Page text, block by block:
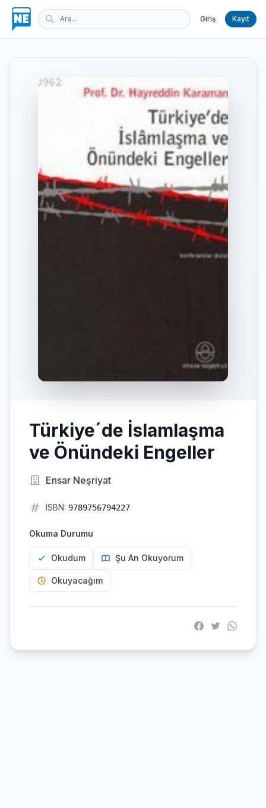
Giriş Kayıt
Türkiye´de İslamlaşma
ve Önündeki Engeller
Ensar Neşriyat
ISBN: 9789756794227
Okuma Durumu
Okudum Şu An Okuyorum
Okuyacağım